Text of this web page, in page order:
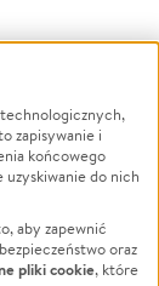
NGO
zapisywanie i
końcowego
do nich
aby zapewnić
oraz
pliki cookie, które